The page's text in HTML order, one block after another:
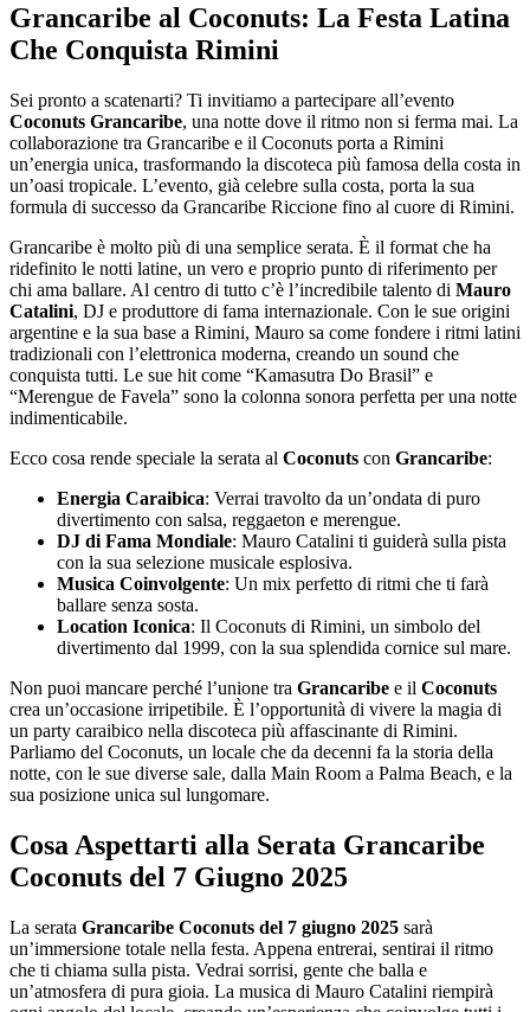
Grancaribe al Coconuts: La Festa Latina
Che Conquista Rimini
Sei pronto a scatenarti? Ti invitiamo a partecipare all’evento
Coconuts Grancaribe, una notte dove il ritmo non si ferma mai. La
collaborazione tra Grancaribe e il Coconuts porta a Rimini
un’energia unica, trasformando la discoteca più famosa della costa in
un’oasi tropicale. L’evento, già celebre sulla costa, porta la sua
formula di successo da Grancaribe Riccione fino al cuore di Rimini.
Grancaribe è molto più di una semplice serata. È il format che ha
ridefinito le notti latine, un vero e proprio punto di riferimento per
chi ama ballare. Al centro di tutto c’è l’incredibile talento di Mauro
Catalini, DJ e produttore di fama internazionale. Con le sue origini
argentine e la sua base a Rimini, Mauro sa come fondere i ritmi latini
tradizionali con l’elettronica moderna, creando un sound che
conquista tutti. Le sue hit come “Kamasutra Do Brasil” e
“Merengue de Favela” sono la colonna sonora perfetta per una notte
indimenticabile.
Ecco cosa rende speciale la serata al Coconuts con Grancaribe:
Energia Caraibica: Verrai travolto da un’ondata di puro
divertimento con salsa, reggaeton e merengue.
DJ di Fama Mondiale: Mauro Catalini ti guiderà sulla pista
con la sua selezione musicale esplosiva.
Musica Coinvolgente: Un mix perfetto di ritmi che ti farà
ballare senza sosta.
Location Iconica: Il Coconuts di Rimini, un simbolo del
divertimento dal 1999, con la sua splendida cornice sul mare.
Non puoi mancare perché l’unione tra Grancaribe e il Coconuts
crea un’occasione irripetibile. È l’opportunità di vivere la magia di
un party caraibico nella discoteca più affascinante di Rimini.
Parliamo del Coconuts, un locale che da decenni fa la storia della
notte, con le sue diverse sale, dalla Main Room a Palma Beach, e la
sua posizione unica sul lungomare.
Cosa Aspettarti alla Serata Grancaribe
Coconuts del 7 Giugno 2025
La serata Grancaribe Coconuts del 7 giugno 2025 sarà
un’immersione totale nella festa. Appena entrerai, sentirai il ritmo
che ti chiama sulla pista. Vedrai sorrisi, gente che balla e
un’atmosfera di pura gioia. La musica di Mauro Catalini riempirà